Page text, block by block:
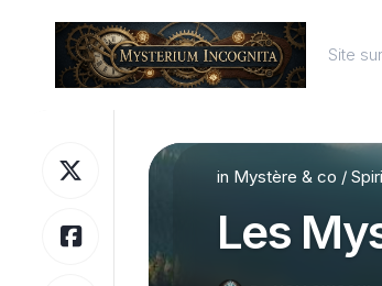
Site
in Mystère & co /
Les